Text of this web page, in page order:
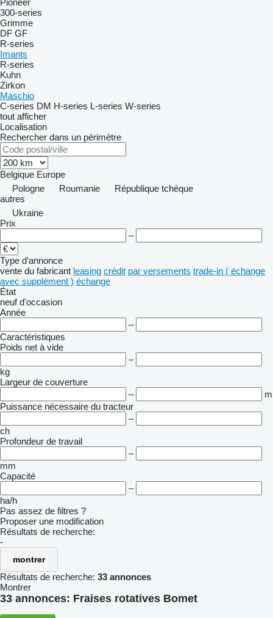
Pioneer
300-series
Grimme
DF GF
R-series
Imants
R-series
Kuhn
Zirkon
Maschio
C-series DM H-series L-series W-series
tout afficher
Localisation
Rechercher dans un périmètre
Belgique Europe
Pologne
Roumanie
République tchèque
autres
Ukraine
Prix
–
Type d'annonce
vente du fabricant leasing crédit par versements trade-in ( échange
avec supplément ) échange
État
neuf d'occasion
Année
–
Caractéristiques
Poids net à vide
–
kg
Largeur de couverture
–
m
Puissance nécessaire du tracteur
–
ch
Profondeur de travail
–
mm
Capacité
–
ha/h
Pas assez de filtres ?
Proposer une modification
Résultats de recherche:
-
montrer
Résultats de recherche: 33 annonces
Montrer
33 annonces: Fraises rotatives Bomet